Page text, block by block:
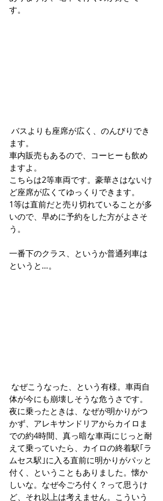
す。
ます。
車内販売もあるので、コーヒーも飲め
ますよ。
こちらは2等車両です。豪華さはないけ
ど座席が広くてゆっくりできます。
1等は直前だと売り切れていることが多
いので、早めに予約をした方がよさそ
う。
一番下のクラス、というか普通列車は
というと…。
体が今にも崩壊しそうな危うさです。
夜に乗ったときは、なぜが明かりがつ
かず、アレキサンドリアからカイロま
での約4時間、真っ暗な車両にじっと耐
えて乗っていたら、カイロの終着駅｢ラ
ムセス駅｣に入る直前に明かりがパッと
付く、ということもありました。懐か
しいな。なぜ今ごろ付く？って思うけ
ど、それ以上は考えません。こういう